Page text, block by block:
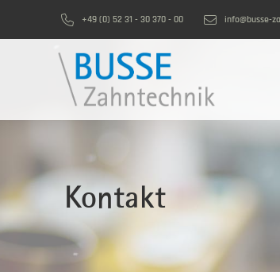
+49 (0) 52 31 - 30 370 - 00 info@busse-
Kontakt